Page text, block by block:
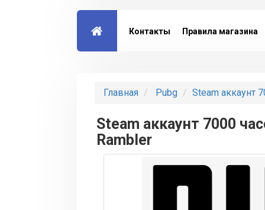
Контакты Правила магазина
Главная Pubg Steam аккаунт
Steam аккаунт 7000
Rambler